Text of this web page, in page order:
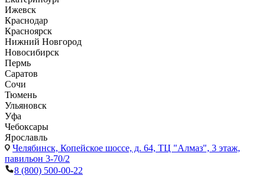
Ижевск
Краснодар
Красноярск
Нижний Новгород
Новосибирск
Пермь
Саратов
Сочи
Тюмень
Ульяновск
Уфа
Чебоксары
Ярославль
Челябинск, Копейское шоссе, д. 64, ТЦ "Алмаз", 3 этаж,
павильон 3-70/2
8 (800) 500-00-22